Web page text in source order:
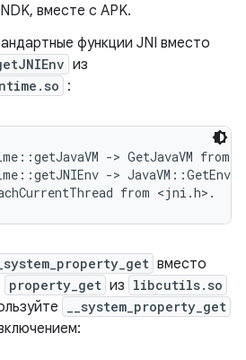
вместе с APK.
функции JNI вместо
из
:
-> GetJavaVM from
-> JavaVM::GetEnv
вместо
property_get из libcutils.so
__system_property_get